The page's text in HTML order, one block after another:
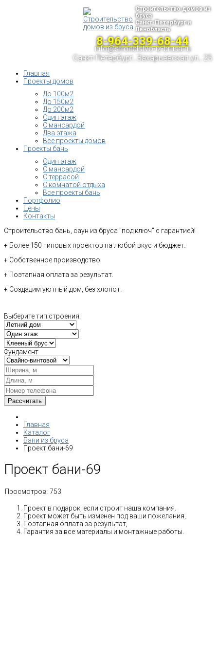
Строительство домов из
бруса
Санкт-Петербург и
Ленобласть
8-964-339-68-44
info@stroitelstvo-iz-brusa.ru
Санкт-Петербург, Захарьевская ул., 25
Главная
Проекты домов
До 100м2
До 150м2
До 200м2
Один этаж
С мансардой
Два этажа
Все проекты домов
Проекты бань
Один этаж
С мансардой
С террасой
С комнатой отдыха
Все проекты бань
Портфолио
Цены
Контакты
Строительство бань, саун из бруса "под ключ" с гарантией!
+ Более 150 типовых проектов на любой вкус и бюджет.
+ Собственное производство.
+ Поэтапная оплата за результат.
+ Создадим уютный дом, без хлопот.
Выберите тип строения:
Фундамент
Главная
Каталог
Бани из бруса
Проект бани-69
Проект бани-69
Просмотров: 753
Проект в подарок, если строит наша компания.
Проект может быть изменен под ваши пожелания,
Поэтапная оплата за результат,
Гарантия за все материалы и монтажные работы.